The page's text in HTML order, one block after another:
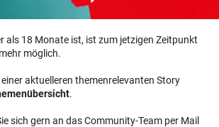
als 18 Monate ist, ist zum jetzigen Zeitpunkt
möglich.
einer aktuelleren themenrelevanten Story
.
sich gern an das Community-Team per Mail